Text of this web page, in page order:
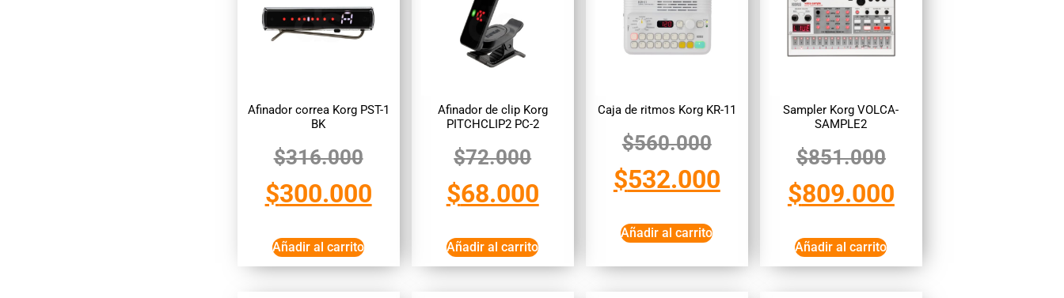
Afinador correa Korg PST-1
BK
$316.000
$300.000
Añadir al carrito
Afinador de clip Korg
PITCHCLIP2 PC-2
$72.000
$68.000
Añadir al carrito
Caja de ritmos Korg KR-11
$560.000
$532.000
Añadir al carrito
Sampler Korg VOLCA-
SAMPLE2
$851.000
$809.000
Añadir al carrito